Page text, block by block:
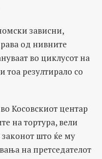
зависни,
од нивните
во циклусот на
тоа резултирало со
Косовскиот центар
на тортура, вели
законот што ќе му
на претседателот